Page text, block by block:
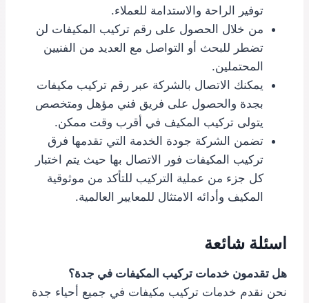
توفير الراحة والاستدامة للعملاء.
من خلال الحصول على رقم تركيب المكيفات لن
تضطر للبحث أو التواصل مع العديد من الفنيين
المحتملين.
يمكنك الاتصال بالشركة عبر رقم تركيب مكيفات
بجدة والحصول على فريق فني مؤهل ومتخصص
يتولى تركيب المكيف في أقرب وقت ممكن.
تضمن الشركة جودة الخدمة التي تقدمها فرق
تركيب المكيفات فور الاتصال بها حيث يتم اختبار
كل جزء من عملية التركيب للتأكد من موثوقية
المكيف وأدائه الامتثال للمعايير العالمية.
اسئلة شائعة
هل تقدمون خدمات تركيب المكيفات في جدة؟
نحن نقدم خدمات تركيب مكيفات في جميع أحياء جدة